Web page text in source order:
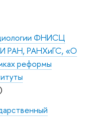
ФНИСЦ
РАН, РАНХиГС, «О
реформы